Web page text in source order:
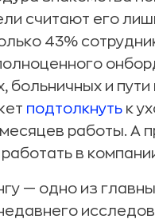
считают его
43%
больничных и
подтолкнуть к
работы. А
в
— одно из